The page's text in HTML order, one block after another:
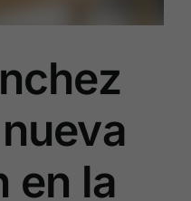
en la